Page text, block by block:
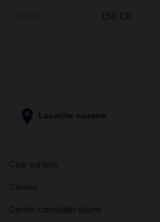
150 CP
Locațiile noastre
Cine suntem
Cariere
Centre constatări daune